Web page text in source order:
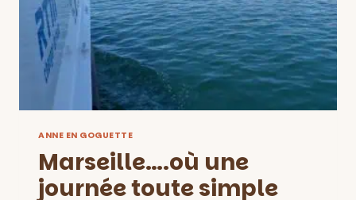
DU
LARGE!
ANNE EN GOGUETTE
Marseille….où une
journée toute simple